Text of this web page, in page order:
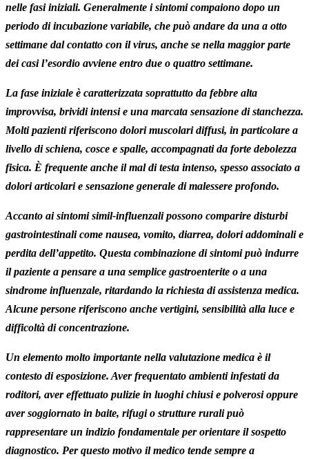
nelle fasi iniziali. Generalmente i sintomi compaiono dopo un
periodo di incubazione variabile, che può andare da una a otto
settimane dal contatto con il virus, anche se nella maggior parte
dei casi l’esordio avviene entro due o quattro settimane.
La fase iniziale è caratterizzata soprattutto da febbre alta
improvvisa, brividi intensi e una marcata sensazione di stanchezza.
Molti pazienti riferiscono dolori muscolari diffusi, in particolare a
livello di schiena, cosce e spalle, accompagnati da forte debolezza
fisica. È frequente anche il mal di testa intenso, spesso associato a
dolori articolari e sensazione generale di malessere profondo.
Accanto ai sintomi simil-influenzali possono comparire disturbi
gastrointestinali come nausea, vomito, diarrea, dolori addominali e
perdita dell’appetito. Questa combinazione di sintomi può indurre
il paziente a pensare a una semplice gastroenterite o a una
sindrome influenzale, ritardando la richiesta di assistenza medica.
Alcune persone riferiscono anche vertigini, sensibilità alla luce e
difficoltà di concentrazione.
Un elemento molto importante nella valutazione medica è il
contesto di esposizione. Aver frequentato ambienti infestati da
roditori, aver effettuato pulizie in luoghi chiusi e polverosi oppure
aver soggiornato in baite, rifugi o strutture rurali può
rappresentare un indizio fondamentale per orientare il sospetto
diagnostico. Per questo motivo il medico tende sempre a